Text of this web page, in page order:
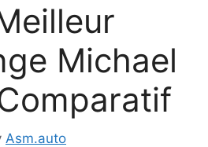
Michael
Asm.auto